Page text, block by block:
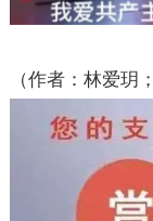
（作者：林爱玥